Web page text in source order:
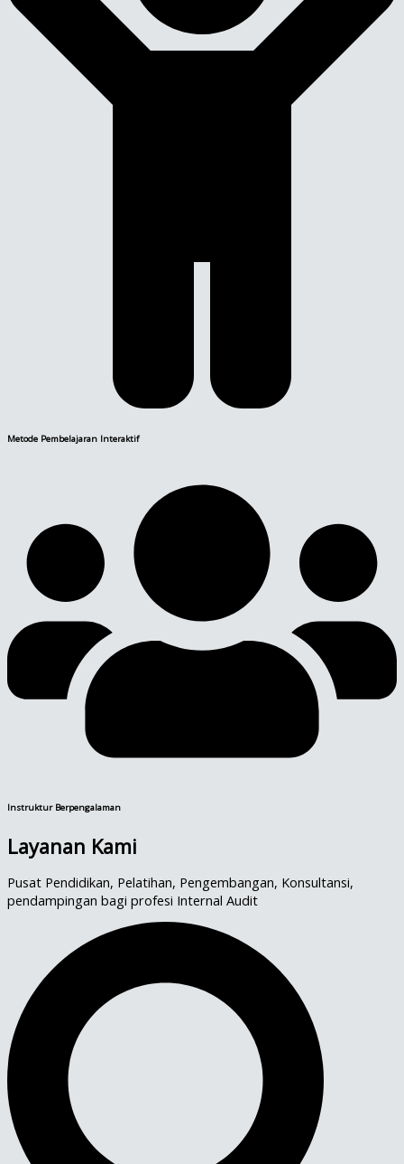
Metode Pembelajaran Interaktif
Instruktur Berpengalaman
Layanan Kami
Pusat Pendidikan, Pelatihan, Pengembangan, Konsultansi,
pendampingan bagi profesi Internal Audit